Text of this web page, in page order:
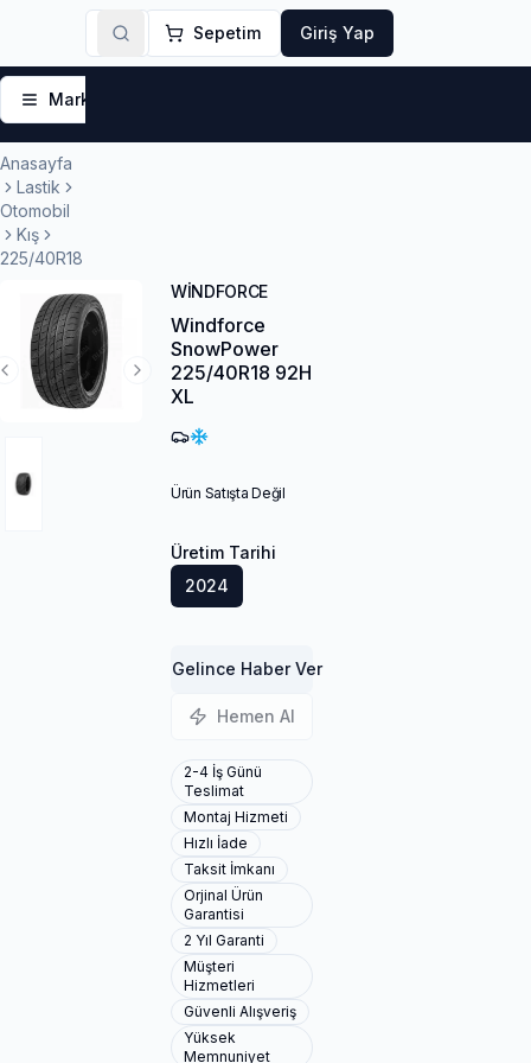
Sepetim Giriş Yap
Markalar
Anasayfa
Lastik
Otomobil
Kış
225/40R18
Next Slide
Previous Slide
WINDFORCE
Windforce
SnowPower
225/40R18 92H
XL
Ürün Satışta Değil
Üretim Tarihi
2024
Gelince Haber Ver
Hemen Al
2-4 İş Günü
Teslimat
Montaj Hizmeti
Hızlı İade
Taksit İmkanı
Orjinal Ürün
Garantisi
2 Yıl Garanti
Müşteri
Hizmetleri
Güvenli Alışveriş
Yüksek
Memnuniyet